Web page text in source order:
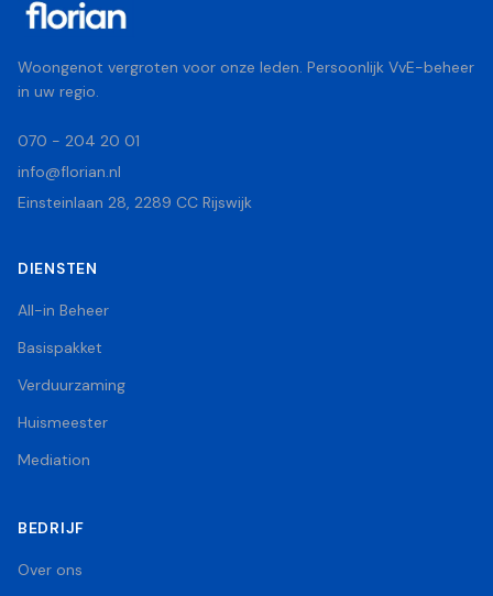
Woongenot vergroten voor onze leden. Persoonlijk VvE-beheer
in uw regio.
070 - 204 20 01
info@florian.nl
Einsteinlaan 28, 2289 CC Rijswijk
DIENSTEN
All-in Beheer
Basispakket
Verduurzaming
Huismeester
Mediation
BEDRIJF
Over ons